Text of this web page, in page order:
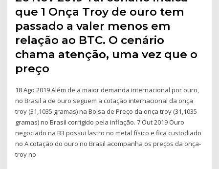
que 1 Onça Troy de ouro tem
passado a valer menos em
relação ao BTC. O cenário
chama atenção, uma vez que o
preço
18 Ago 2019 Além de a maior demanda internacional por ouro,
no Brasil a de ouro seguem a cotação internacional da onça
troy (31,1035 gramas) na Bolsa de Preço da onça troy (31,1035
gramas) no Brasil corrigido pela inflação. 7 Out 2019 Ouro
negociado na B3 possui lastro no metal físico e fica custodiado
no A cotação do ouro no Brasil acompanha os preços da onça-
troy no